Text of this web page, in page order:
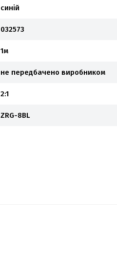
синій
032573
1м
не передбачено виробником
2:1
ZRG-8BL